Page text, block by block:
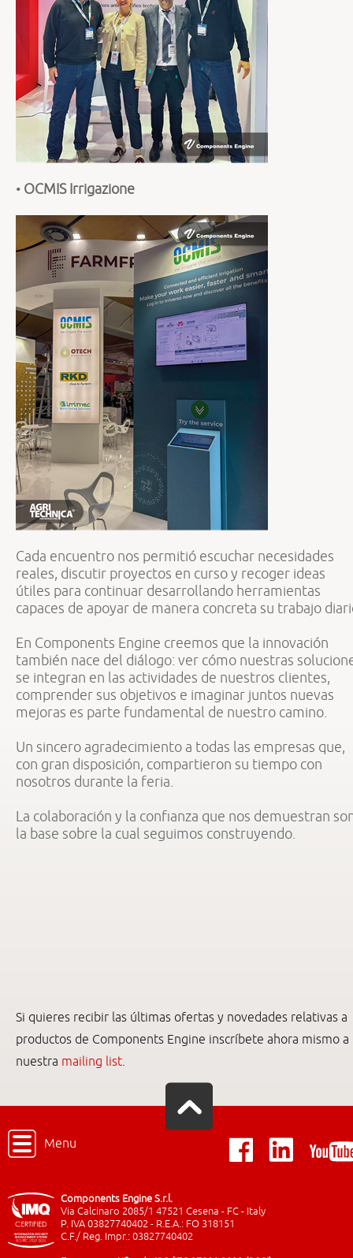
• OCMIS Irrigazione
Cada encuentro nos permitió escuchar necesidades
reales, discutir proyectos en curso y recoger ideas
útiles para continuar desarrollando herramientas
capaces de apoyar de manera concreta su trabajo
En Components Engine creemos que la innovación
también nace del diálogo: ver cómo nuestras
se integran en las actividades de nuestros clientes,
comprender sus objetivos e imaginar juntos nuevas
mejoras es parte fundamental de nuestro camino.
Un sincero agradecimiento a todas las empresas que,
con gran disposición, compartieron su tiempo con
nosotros durante la feria.
La colaboración y la confianza que nos demuestran
la base sobre la cual seguimos construyendo.
Si quieres recibir las últimas ofertas y novedades relativas a
productos de Components Engine inscríbete ahora mismo a
nuestra mailing list.
Menu
Components Engine S.r.l.
Via Calcinaro 2085/1 47521 Cesena - FC - Italy
P. IVA 03827740402 - R.E.A.: FO 318151
C.F./ Reg. Impr.: 03827740402